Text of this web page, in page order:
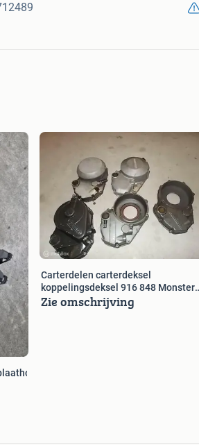
Carterdelen carterdeksel
koppelingsdeksel 916 848 Monster
SS
Zie omschrijving